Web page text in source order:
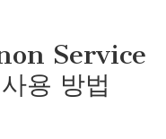
Service
용 방법